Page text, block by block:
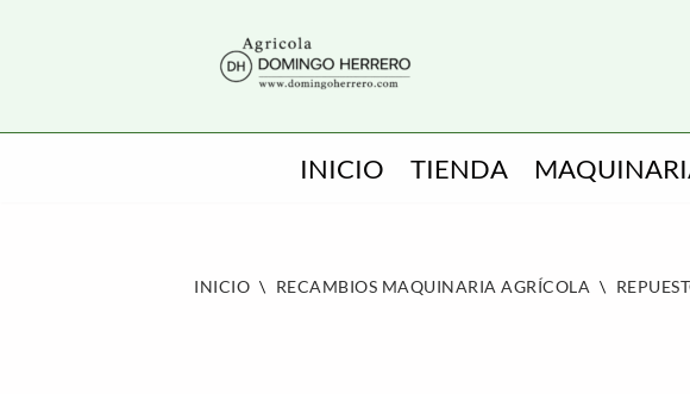
INICIO TIENDA
INICIO \ RECAMBIOS MAQUINARIA AGRÍCOLA \